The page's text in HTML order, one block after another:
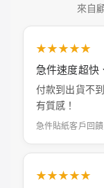
來自
★★★★★
急件速度超快
付款到出貨不
有質感！
急件貼紙客戶回饋
★★★★★